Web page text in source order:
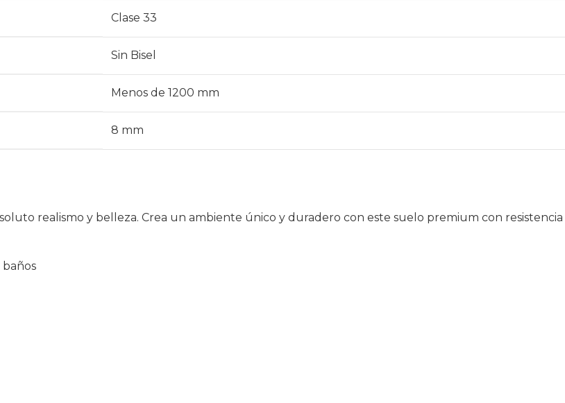
Clase 33
Sin Bisel
Menos de 1200 mm
8 mm
realismo y belleza. Crea un ambiente único y duradero con este suelo premium con resistencia